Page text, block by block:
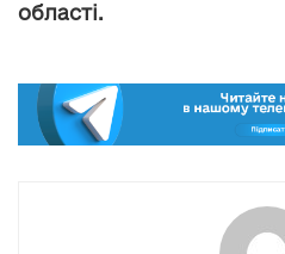
області.